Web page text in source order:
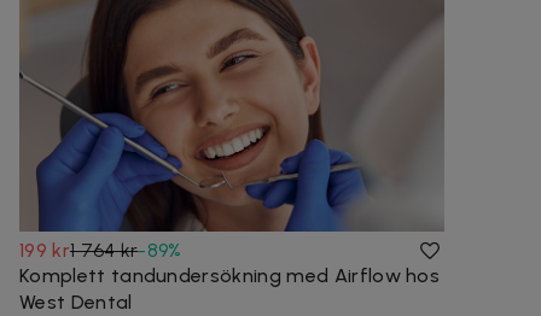
199 kr1 764 kr-89%
Komplett tandundersökning med Airflow hos
West Dental